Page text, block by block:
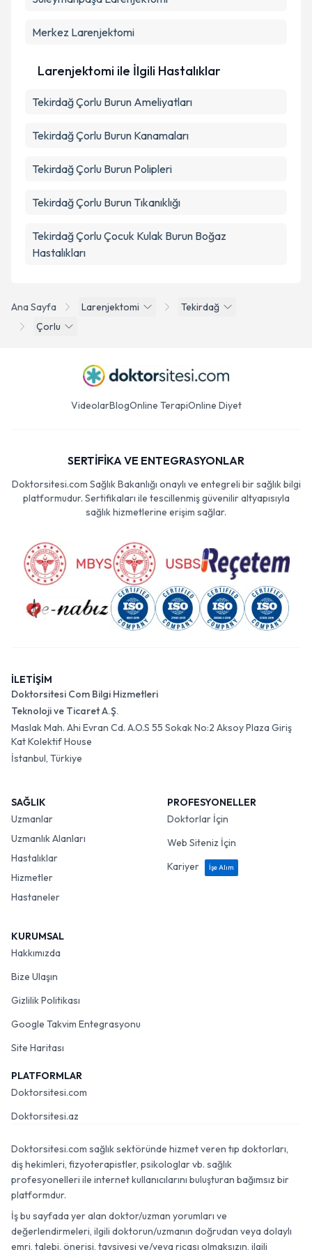
Ana Sayfa Larenjektomi
Tekirdağ
Çorlu
Merkez Larenjektomi
Larenjektomi ile İlgili Hastalıklar
Tekirdağ Çorlu Burun Ameliyatları
Tekirdağ Çorlu Burun Kanamaları
Tekirdağ Çorlu Burun Polipleri
Tekirdağ Çorlu Burun Tıkanıklığı
Tekirdağ Çorlu Çocuk Kulak Burun Boğaz
Hastalıkları
VideolarBlogOnline TerapiOnline Diyet
SERTİFİKA VE ENTEGRASYONLAR
Doktorsitesi.com Sağlık Bakanlığı onaylı ve entegreli bir sağlık bilgi
platformudur. Sertifikaları ile tescillenmiş güvenilir altyapısıyla
sağlık hizmetlerine erişim sağlar.
İLETİŞİM
Doktorsitesi Com Bilgi Hizmetleri
Teknoloji ve Ticaret A.Ş.
Maslak Mah. Ahi Evran Cd. A.O.S 55 Sokak No:2 Aksoy Plaza Giriş
Kat Kolektif House
İstanbul, Türkiye
SAĞLIK
Uzmanlar
Uzmanlık Alanları
Hastalıklar
Hizmetler
Hastaneler
PROFESYONELLER
Doktorlar İçin
Web Siteniz İçin
Kariyer
İşe Alım
KURUMSAL
Hakkımızda
Bize Ulaşın
Gizlilik Politikası
Google Takvim Entegrasyonu
Site Haritası
PLATFORMLAR
Doktorsitesi.com
Doktorsitesi.az
Doktorsitesi.com sağlık sektöründe hizmet veren tıp doktorları,
diş hekimleri, fizyoterapistler, psikologlar vb. sağlık
profesyonelleri ile internet kullanıcılarını buluşturan bağımsız bir
platformdur.
İş bu sayfada yer alan doktor/uzman yorumları ve
değerlendirmeleri, ilgili doktorun/uzmanın doğrudan veya dolaylı
emri, talebi, önerisi, tavsiyesi ve/veya ricası olmaksızın, ilgili